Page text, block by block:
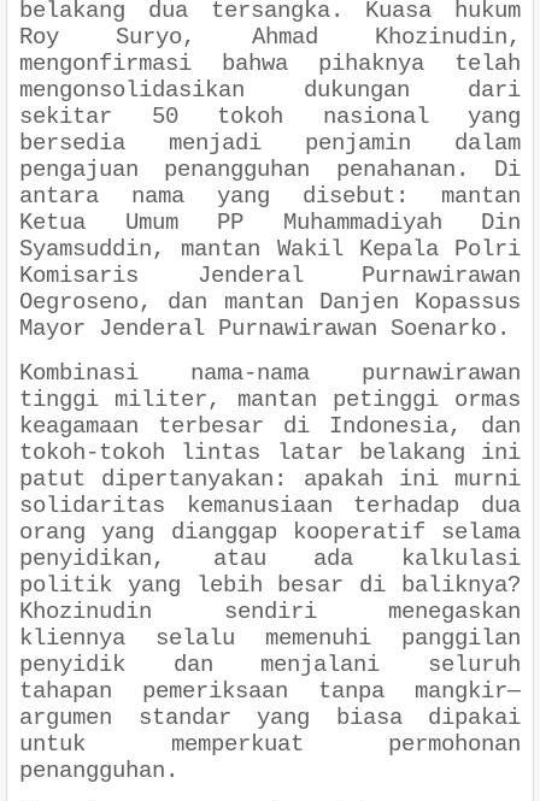
belakang dua tersangka. Kuasa hukum
Roy Suryo, Ahmad Khozinudin,
mengonfirmasi bahwa pihaknya telah
mengonsolidasikan dukungan dari
sekitar 50 tokoh nasional yang
bersedia menjadi penjamin dalam
pengajuan penangguhan penahanan. Di
antara nama yang disebut: mantan
Ketua Umum PP Muhammadiyah Din
Syamsuddin, mantan Wakil Kepala Polri
Komisaris Jenderal Purnawirawan
Oegroseno, dan mantan Danjen Kopassus
Mayor Jenderal Purnawirawan Soenarko.
Kombinasi nama-nama purnawirawan
tinggi militer, mantan petinggi ormas
keagamaan terbesar di Indonesia, dan
tokoh-tokoh lintas latar belakang ini
patut dipertanyakan: apakah ini murni
solidaritas kemanusiaan terhadap dua
orang yang dianggap kooperatif selama
penyidikan, atau ada kalkulasi
politik yang lebih besar di baliknya?
Khozinudin sendiri menegaskan
kliennya selalu memenuhi panggilan
penyidik dan menjalani seluruh
tahapan pemeriksaan tanpa mangkir—
argumen standar yang biasa dipakai
untuk memperkuat permohonan
penangguhan.